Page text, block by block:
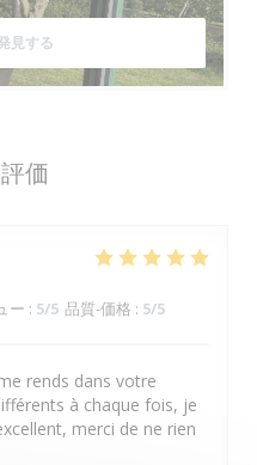
価
ー : 5/5 品質-価格 : 5/5
rends dans votre
à chaque fois, je
merci de ne rien
見する